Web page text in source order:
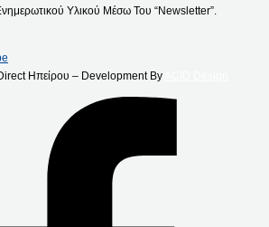
Υλικού Μέσω Του “Newsletter”.
Ηπείρου – Development By